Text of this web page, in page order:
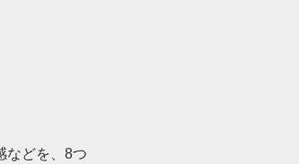
などを、8つ